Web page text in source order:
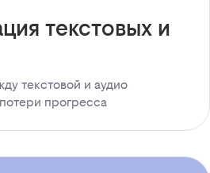
текстовых и
текстовой и аудио
прогресса